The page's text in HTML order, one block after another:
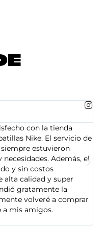
con la tienda
Nike. El servicio de
estuvieron
Además, el
y sin costos
alta calidad y super
gratamente la
volveré a comprar
a mis amigos.